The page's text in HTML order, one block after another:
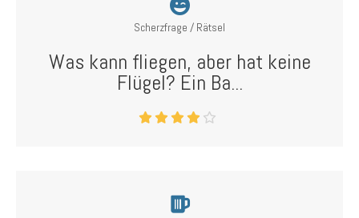
Scherzfrage / Rätsel
Was kann fliegen, aber hat keine
Flügel? Ein Ba...